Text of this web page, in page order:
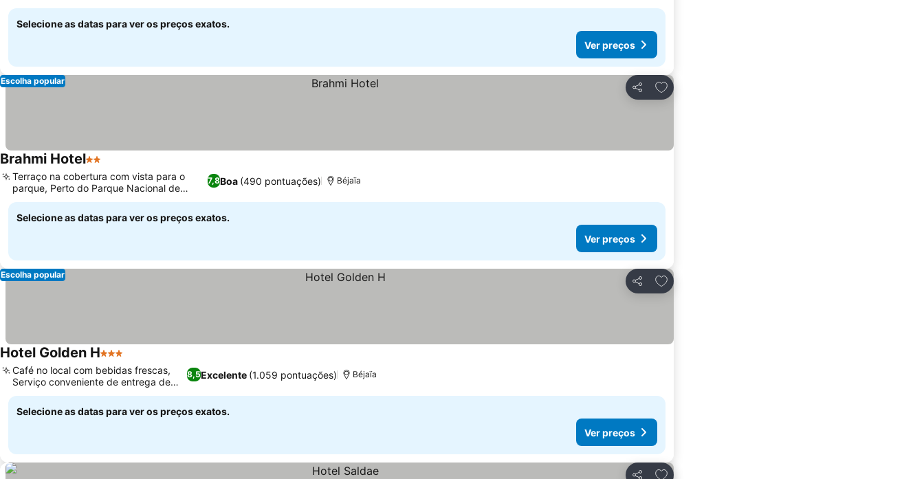
Selecione as datas para ver os preços exatos.
Ver preços
Partilhar
Adicionar aos favoritos
Escolha popular
Brahmi Hotel2 Estrelas
7,8Boa (490 pontuações)
Terraço na cobertura com vista para o
parque, Perto do Parque Nacional de
Gouraya
Béjaïa
Selecione as datas para ver os preços exatos.
Ver preços
Partilhar
Adicionar aos favoritos
Escolha popular
Hotel Golden H3 Estrelas
8,5Excelente (1.059 pontuações)
Café no local com bebidas frescas,
Serviço conveniente de entrega de
compras
Béjaïa
Selecione as datas para ver os preços exatos.
Ver preços
Adicionar aos favoritos